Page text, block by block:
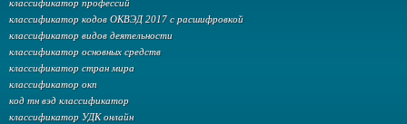
классификатор профессий
классификатор кодов ОКВЭД 2017 с расшифровкой
классификатор видов деятельности
классификатор основных средств
классификатор стран мира
классификатор окп
код тн вэд классификатор
классификатор УДК онлайн